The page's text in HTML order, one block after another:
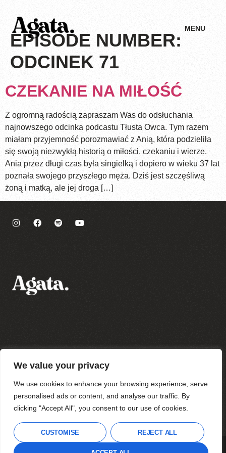
We value your privacy
We use cookies to enhance your browsing experience, serve
personalised ads or content, and analyse our traffic. By
clicking "Accept All", you consent to our use of cookies.
CUSTOMISE REJECT ALL
MENU
EPISODE NUMBER:
ODCINEK 71
CZEKANIE NA MIŁOŚĆ
Z ogromną radością zapraszam Was do odsłuchania
najnowszego odcinka podcastu Tłusta Owca. Tym razem
miałam przyjemność porozmawiać z Anią, która podzieliła
się swoją niezwykłą historią o miłości, czekaniu i wierze.
Ania przez długi czas była singielką i dopiero w wieku 37 lat
poznała swojego przyszłego męża. Dziś jest szczęśliwą
żoną i matką, ale jej droga […]
Regulamin sklepu
Regulamin newslettera
Wszystkie prawa zastrzeżone
Agata Strzyżewska 2023
THIS SITE USES COOKIES TO OFFER YOU A